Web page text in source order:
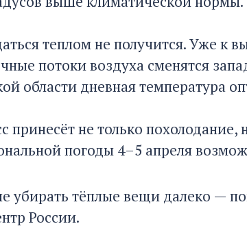
теплом не получится. Уже к
потоки воздуха сменятся
области дневная температура
не только похолодание,
погоды 4–5 апреля
убирать тёплые вещи далеко —
России.